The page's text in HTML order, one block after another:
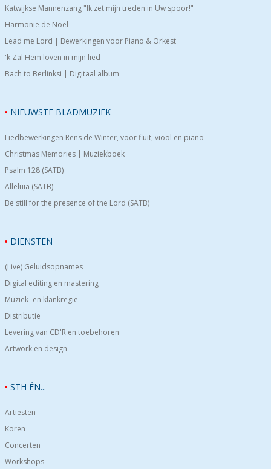
Katwijkse Mannenzang "Ik zet mijn treden in Uw spoor!"
Harmonie de Noël
Lead me Lord | Bewerkingen voor Piano & Orkest
'k Zal Hem loven in mijn lied
Bach to Berlinksi | Digitaal album
NIEUWSTE BLADMUZIEK
Liedbewerkingen Rens de Winter, voor fluit, viool en piano
Christmas Memories | Muziekboek
Psalm 128 (SATB)
Alleluia (SATB)
Be still for the presence of the Lord (SATB)
DIENSTEN
(Live) Geluidsopnames
Digital editing en mastering
Muziek- en klankregie
Distributie
Levering van CD'R en toebehoren
Artwork en design
STH ÉN...
Artiesten
Koren
Concerten
Workshops